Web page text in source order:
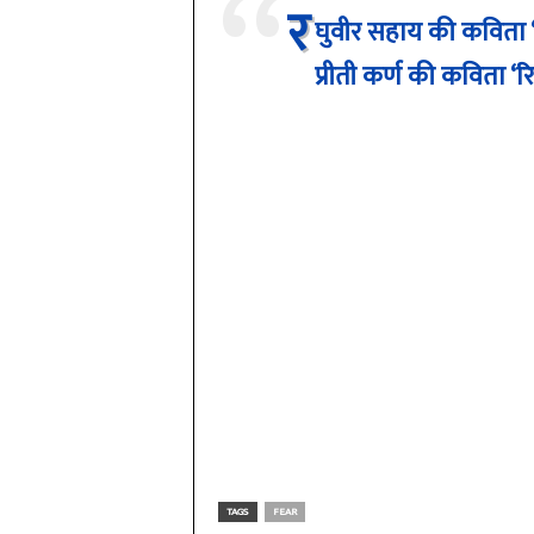
रघुवीर सहाय की कविता
प्रीती कर्ण की कविता
TAGS FEAR